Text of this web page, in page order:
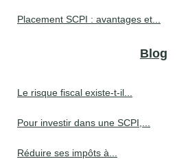
Placement SCPI : avantages et...
Blog
Le risque fiscal existe-t-il...
Pour investir dans une SCPI,...
Réduire ses impôts à...